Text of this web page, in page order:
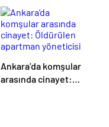
Ankara’da komşular
arasında cinayet: